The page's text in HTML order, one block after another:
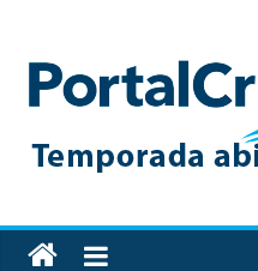
content
Toda